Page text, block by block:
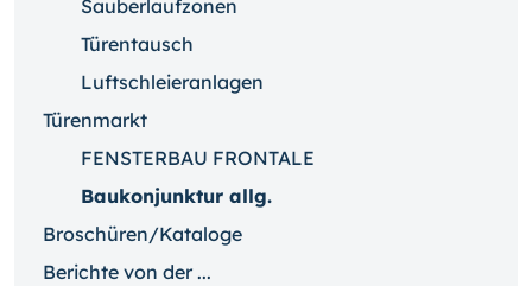
Sauberlaufzonen
Türentausch
Luftschleieranlagen
Türenmarkt
FENSTERBAU FRONTALE
Baukonjunktur allg.
Broschüren/Kataloge
Berichte von der ...